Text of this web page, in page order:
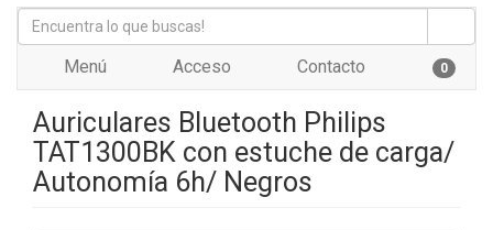
Menú Acceso Contacto 0
Auriculares Bluetooth Philips
TAT1300BK con estuche de carga/
Autonomía 6h/ Negros